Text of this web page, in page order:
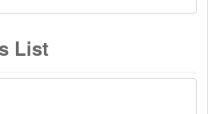
List